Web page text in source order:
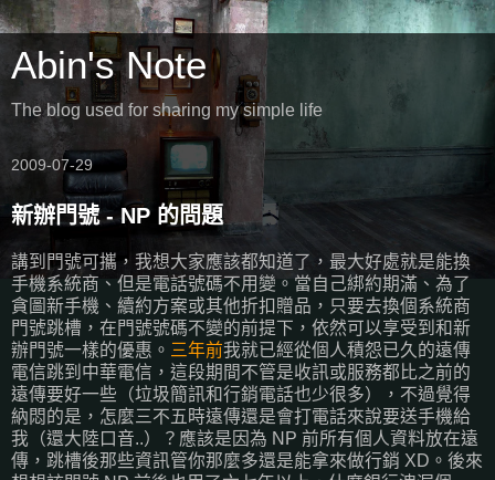
Abin's Note
The blog used for sharing my simple life
2009-07-29
新辦門號 - NP 的問題
講到門號可攜，我想大家應該都知道了，最大好處就是能換
手機系統商、但是電話號碼不用變。當自己綁約期滿、為了
貪圖新手機、續約方案或其他折扣贈品，只要去換個系統商
門號跳槽，在門號號碼不變的前提下，依然可以享受到和新
辦門號一樣的優惠。 三年前我就已經從個人積怨已久的遠傳
電信跳到中華電信，這段期間不管是收訊或服務都比之前的
遠傳要好一些（垃圾簡訊和行銷電話也少很多），不過覺得
納悶的是，怎麼三不五時遠傳還是會打電話來說要送手機給
我（還大陸口音..）？應該是因為 NP 前所有個人資料放在遠
傳，跳槽後那些資訊管你那麼多還是能拿來做行銷 XD。後來